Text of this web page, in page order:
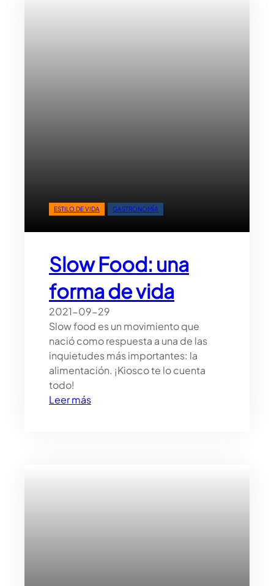
ESTILO DE VIDA GASTRONOMÍA
Slow Food: una
forma de vida
2021-09-29
Slow food es un movimiento que
nació como respuesta a una de las
inquietudes más importantes: la
alimentación. ¡Kiosco te lo cuenta
todo!
Leer más: